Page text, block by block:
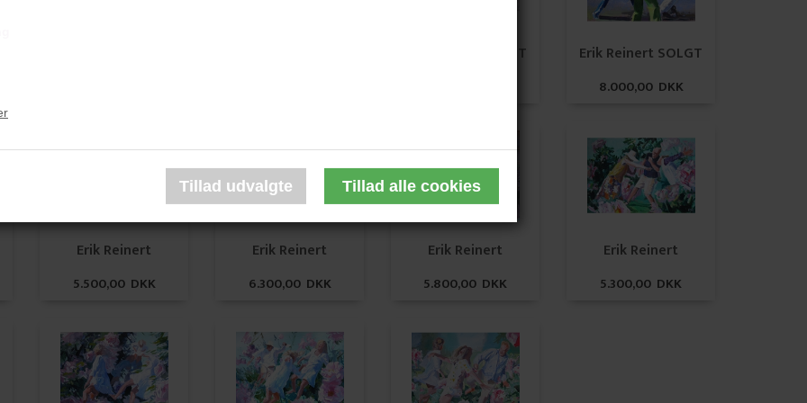
Erik Reinert SOLGT Erik Reinert SOLGT
8.000,00 DKK
Erik Reinert
5.500,00 DKK
Erik Reinert
6.300,00 DKK
Erik Reinert
5.800,00 DKK
Erik Reinert
5.300,00 DKK